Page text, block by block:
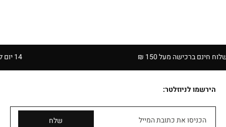
ברכישה מעל 150 ₪
הירשמו לניוזלטר:
הכניסו את כתובת המייל שלח